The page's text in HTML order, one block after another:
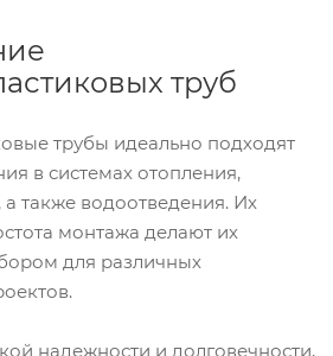
труб
трубы идеально подходят
в системах отопления,
также водоотведения. Их
монтажа делают их
для различных
надежности и долговечности,